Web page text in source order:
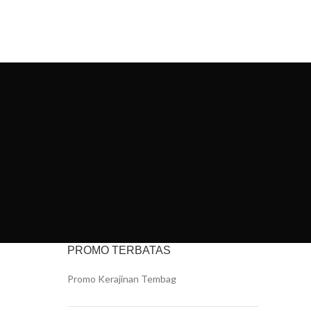
PROMO TERBATAS
Promo Kerajinan Tembag